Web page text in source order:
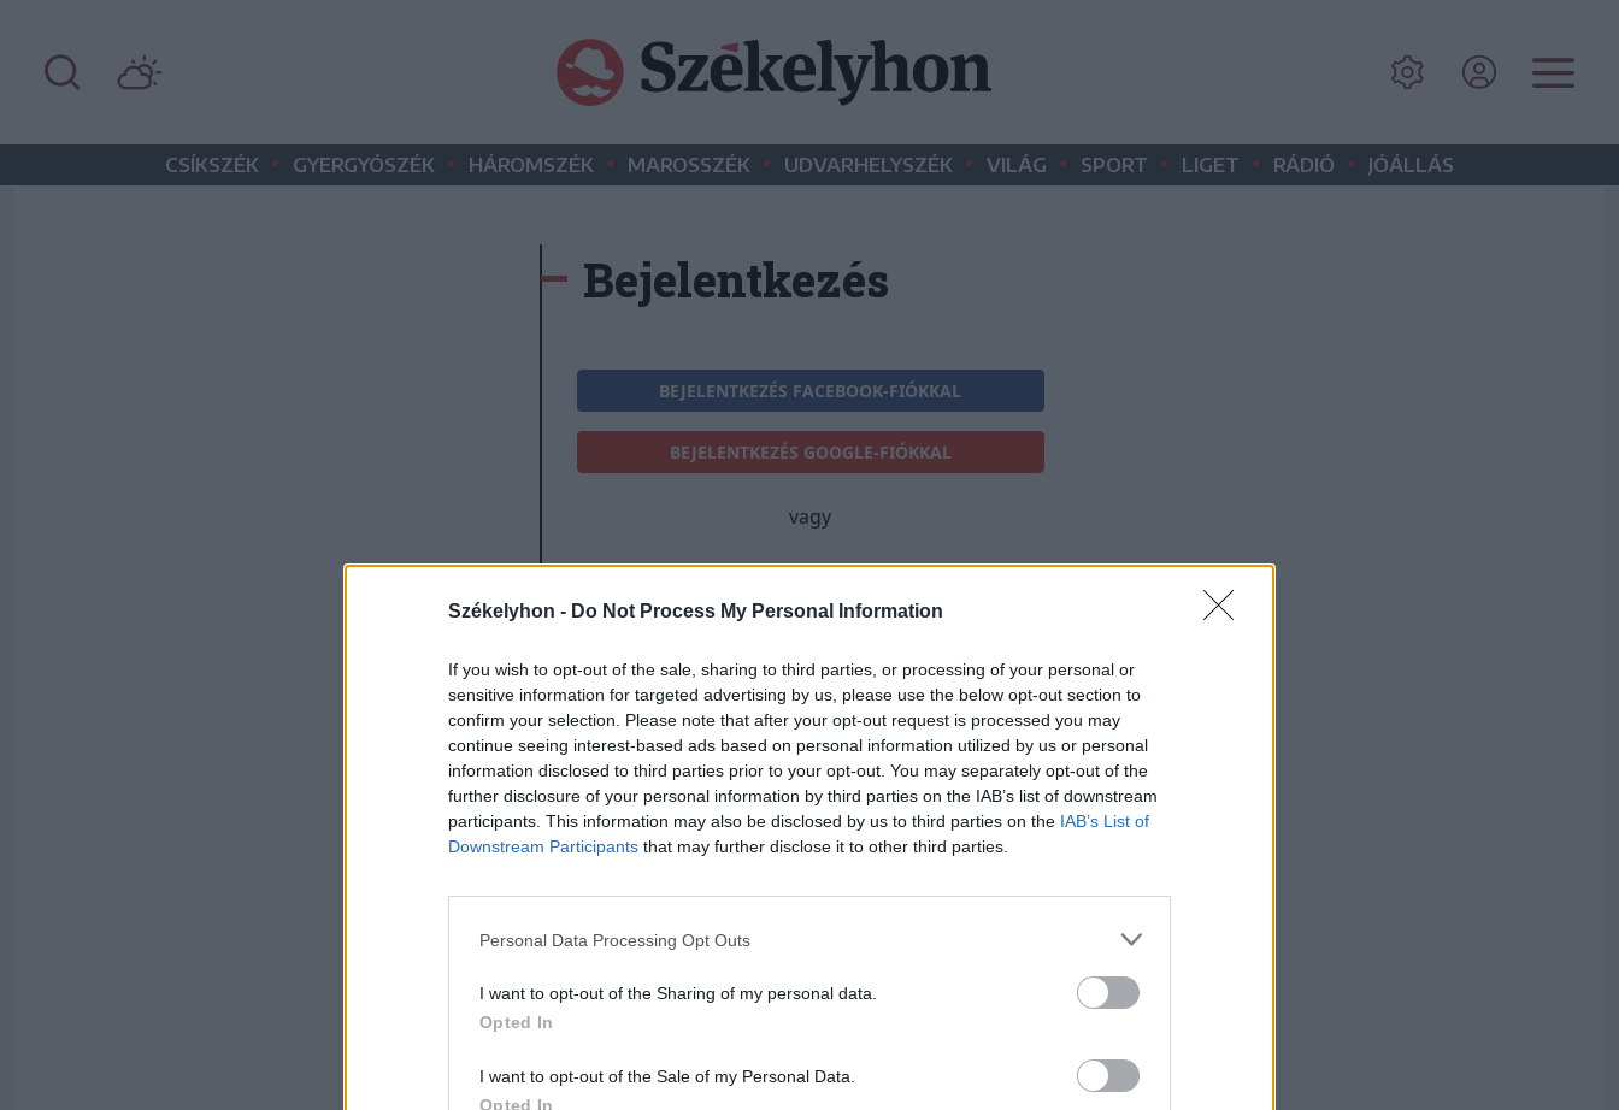
Székelyhon - Do Not Process My Personal Information
If you wish to opt-out of the sale, sharing to third parties, or processing of your personal or
sensitive information for targeted advertising by us, please use the below opt-out section to
confirm your selection. Please note that after your opt-out request is processed you may
continue seeing interest-based ads based on personal information utilized by us or personal
information disclosed to third parties prior to your opt-out. You may separately opt-out of the
further disclosure of your personal information by third parties on the IAB’s list of downstream
participants. This information may also be disclosed by us to third parties on the IAB’s List of
Downstream Participants that may further disclose it to other third parties.
Personal Data Processing Opt Outs
I want to opt-out of the Sharing of my personal data.
Opted In
I want to opt-out of the Sale of my Personal Data.
Opted In
CSÍKSZÉK • GYERGYÓSZÉK • HÁROMSZÉK • MAROSSZÉK • UDVARHELYSZÉK • VILÁG • SPORT • LIGET • RÁDIÓ • JÓÁLLÁS
Bejelentkezés
BEJELENTKEZÉS FACEBOOK-FIÓKKAL
BEJELENTKEZÉS GOOGLE-FIÓKKAL
vagy
E-mail-cím
Jelszó
Elfelejtette a jelszavát?
BEJELENTKEZÉS